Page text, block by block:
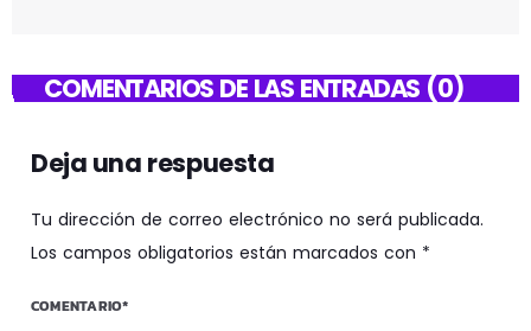
COMENTARIOS DE LAS ENTRADAS (0)
Deja una respuesta
Tu dirección de correo electrónico no será publicada.
Los campos obligatorios están marcados con *
COMENTARIO*